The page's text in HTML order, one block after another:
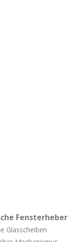
Fensterheber
Glasscheiben